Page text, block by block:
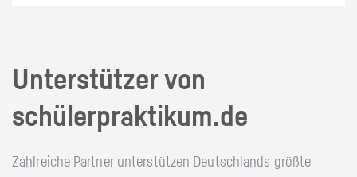
Unterstützer von
schülerpraktikum.de
Zahlreiche Partner unterstützen Deutschlands größte